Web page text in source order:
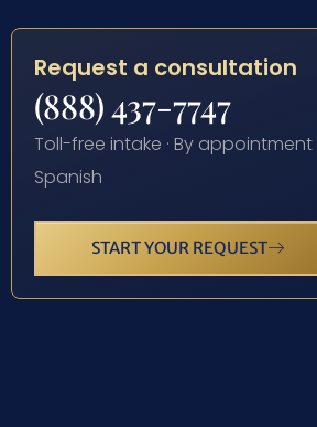
Request a consultation
(888) 437-7747
Toll-free intake · By appointment
Spanish
START YOUR REQUEST